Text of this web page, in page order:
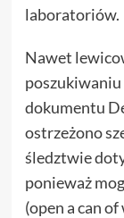
laboratoriów.
Nawet
dokumentu
ostrzeżono
śledztwie
ponieważ
(open a can